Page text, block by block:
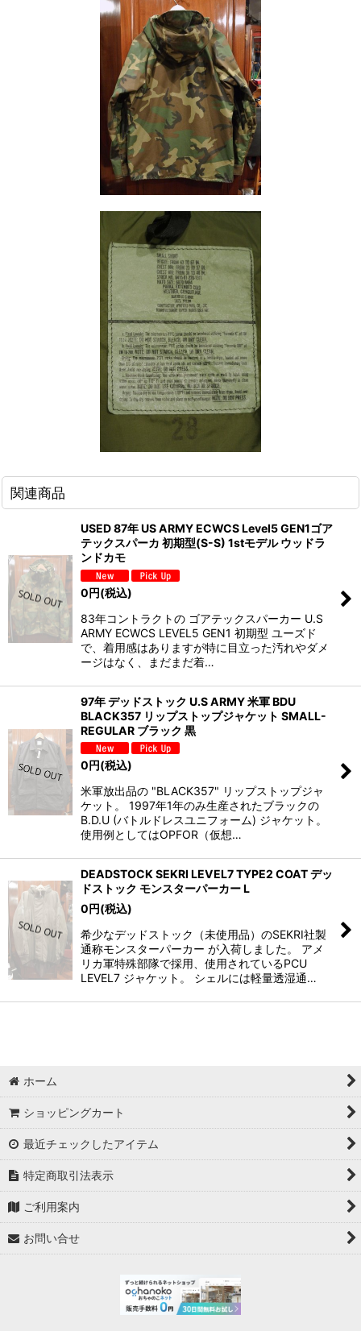
関連商品
USED 87年 US ARMY ECWCS Level5 GEN1ゴア
テックスパーカ 初期型(S-S) 1stモデル ウッドラ
ンドカモ
0円(税込)
83年コントラクトの ゴアテックスパーカー U.S
ARMY ECWCS LEVEL5 GEN1 初期型 ユーズド
で、着用感はありますが特に目立った汚れやダメ
ージはなく、まだまだ着…
97年 デッドストック U.S ARMY 米軍 BDU
BLACK357 リップストップジャケット SMALL-
REGULAR ブラック 黒
0円(税込)
米軍放出品の "BLACK357" リップストップジャ
ケット。 1997年1年のみ生産されたブラックの
B.D.U (バトルドレスユニフォーム) ジャケット。
使用例としてはOPFOR（仮想…
DEADSTOCK SEKRI LEVEL7 TYPE2 COAT デッ
ドストック モンスターパーカー L
0円(税込)
希少なデッドストック（未使用品）のSEKRI社製
通称モンスターパーカー が入荷しました。 アメ
リカ軍特殊部隊で採用、使用されているPCU
LEVEL7 ジャケット。 シェルには軽量透湿通…
ホーム
ショッピングカート
最近チェックしたアイテム
特定商取引法表示
ご利用案内
お問い合せ